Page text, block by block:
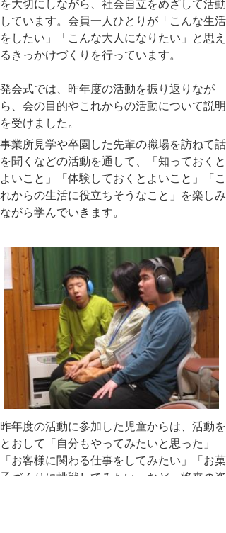
を大切にしながら、社会自立をめざして活動
しています。会員一人ひとりが「こんな生活
をしたい」「こんな大人になりたい」と思え
るきっかけづくりを行っています。
発会式では、昨年度の活動を振り返りなが
ら、会の目的やこれからの活動について説明
を受けました。
事業所見学や卒園した先輩の職場を訪ねて話
を聞くなどの活動を通して、「知っておくと
よいこと」「体験しておくとよいこと」「こ
れからの生活に役立ちそうなこと」を楽しみ
ながら学んでいきます。
昨年度の活動に参加した児童からは、活動を
とおして「自分もやってみたいと思った」
「お客様に関わる仕事をしてみたい」「お菓
子づくりに挑戦してみたい」など、将来の姿